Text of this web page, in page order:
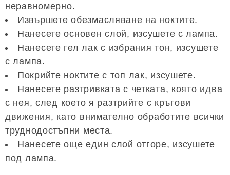
неравномерно.
Извършете обезмасляване на ноктите.
Нанесете основен слой, изсушете с лампа.
Нанесете гел лак с избрания тон, изсушете
с лампа.
Покрийте ноктите с топ лак, изсушете.
Нанесете разтривката с четката, която идва
с нея, след което я разтрийте с кръгови
движения, като внимателно обработите всички
труднодостъпни места.
Нанесете още един слой отгоре, изсушете
под лампа.